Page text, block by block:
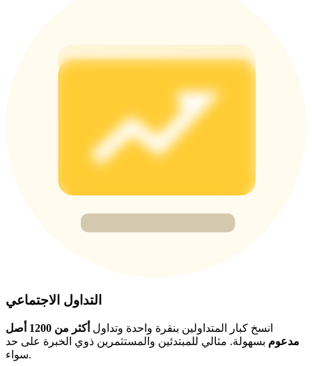
BTC Welcome Rewards
Deposit & Trade BTC to Share 25000 USDT prize pool!
Deposit CASHCAT & Win
Exclusive for BitMart Users
Register & Trade to Win 500,000 USDT
التداول الاجتماعي
انسخ كبار المتداولين بنقرة واحدة وتداول
أكثر من 1200 أصل
مدعوم بسهولة. مثالي للمبتدئين والمستثمرين ذوي الخبرة على حد
سواء.